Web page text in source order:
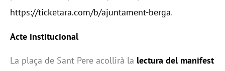
https://ticketara.com/b/ajuntament-berga.
Acte institucional
La plaça de Sant Pere acollirà la lectura del manifest